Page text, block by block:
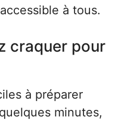
à tous.
craquer pour
à préparer
minutes,